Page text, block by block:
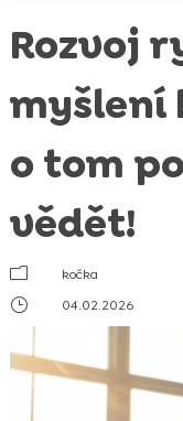
Rozvoj
myšlení
o tom
vědět!
m
kočka
}
04.02.2026